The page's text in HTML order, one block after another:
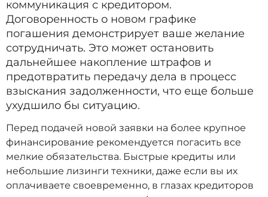
коммуникация с кредитором.
Договоренность о новом графике
погашения демонстрирует ваше желание
сотрудничать. Это может остановить
дальнейшее накопление штрафов и
предотвратить передачу дела в процесс
взыскания задолженности, что еще больше
ухудшило бы ситуацию.
Перед подачей новой заявки на более крупное
финансирование рекомендуется погасить все
мелкие обязательства. Быстрые кредиты или
небольшие лизинги техники, даже если вы их
оплачиваете своевременно, в глазах кредиторов